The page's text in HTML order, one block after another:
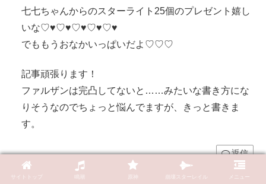
七七ちゃんからのスターライト25個のプレゼント嬉し
いな♡♥♡♥♡♥♡♥♡♥
でももうおなかいっぱいだよ♡♡♡
記事頑張ります！
ファルザンは完凸してないと……みたいな書き方にな
りそうなのでちょっと悩んでますが、きっと書きま
す。
返信
サイトトップ 原神 崩壊スターレイル メニュー